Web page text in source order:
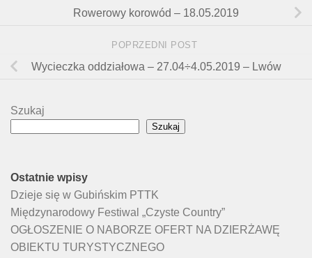
Rowerowy korowód – 18.05.2019
POPRZEDNI POST
Wycieczka oddziałowa – 27.04÷4.05.2019 – Lwów
Szukaj
Szukaj
Ostatnie wpisy
Dzieje się w Gubińskim PTTK
Międzynarodowy Festiwal „Czyste Country”
OGŁOSZENIE O NABORZE OFERT NA DZIERŻAWĘ
OBIEKTU TURYSTYCZNEGO